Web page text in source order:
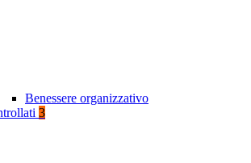
Benessere organizzativo
3